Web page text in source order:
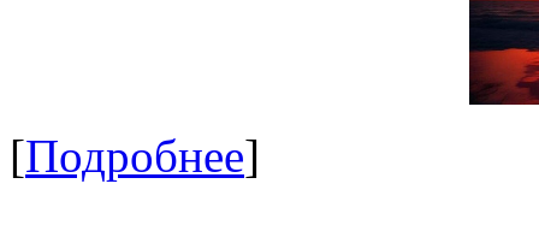
[Подробнее]